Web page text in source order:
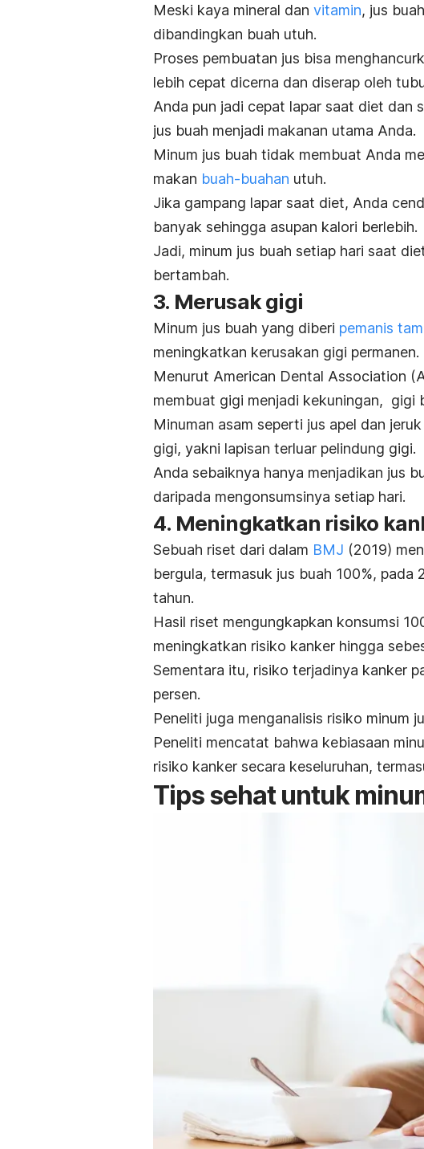
Meski kaya mineral dan vitamin, jus
dibandingkan buah utuh.
Proses pembuatan jus bisa
lebih cepat dicerna dan diserap oleh
Anda pun jadi cepat lapar saat diet dan
jus buah menjadi makanan utama Anda.
Minum jus buah tidak membuat Anda
makan buah-buahan utuh.
Jika gampang lapar saat diet, Anda
banyak sehingga asupan kalori berlebih.
Jadi, minum jus buah setiap hari saat
bertambah.
3. Merusak gigi
Minum jus buah yang diberi pemanis
meningkatkan kerusakan gigi permanen.
Menurut American Dental Association
membuat gigi menjadi kekuningan, gigi
Minuman asam seperti jus apel dan
gigi, yakni lapisan terluar pelindung gigi.
Anda sebaiknya hanya menjadikan jus
daripada mengonsumsinya setiap hari.
4. Meningkatkan risiko
Sebuah riset dari dalam BMJ (2019)
bergula, termasuk jus buah 100%,
tahun.
Hasil riset mengungkapkan konsumsi
meningkatkan risiko kanker hingga
Sementara itu, risiko terjadinya kanker
persen.
Peneliti juga menganalisis risiko minum
Peneliti mencatat bahwa kebiasaan
risiko kanker secara keseluruhan,
Tips sehat untuk